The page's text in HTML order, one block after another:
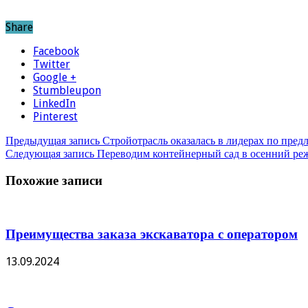
Share
Facebook
Twitter
Google +
Stumbleupon
LinkedIn
Pinterest
Предыдущая запись Стройотрасль оказалась в лидерах по
Следующая запись Переводим контейнерный сад в осенний
Похожие записи
Преимущества заказа экскаватора с оператором
13.09.2024